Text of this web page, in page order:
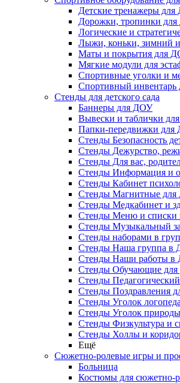
Детские тренажеры
Дорожки, тропинки
Логические и
Лыжи, коньки, зимний
Маты и покрытия для
Мягкие модули для
Спортивные уголки и
Спортивный
Стенды для детского сада
Баннеры для ДОУ
Вывески и таблички
Папки-передвижки
Стенды Безопасность
Стенды Дежурство,
Стенды Для вас,
Стенды Информация и
Стенды Кабинет
Стенды Магнитные
Стенды Медкабинет и
Стенды Меню и
Стенды Музыкальный
Стенды наборами в
Стенды Наша группа в
Стенды Наши работы
Стенды Обучающие
Стенды
Стенды Поздравления
Стенды Уголок
Стенды Уголок
Стенды Физкультура и
Стенды Холлы и
Ещё
Сюжетно-ролевые игры и
Больница
Костюмы для сюжетно-